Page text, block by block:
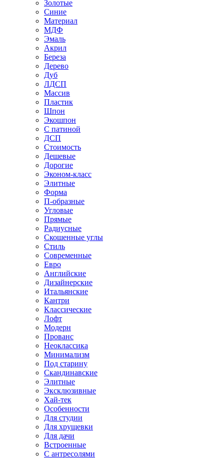
Золотые
Синие
Материал
МДФ
Эмаль
Акрил
Береза
Дерево
Дуб
ЛДСП
Массив
Пластик
Шпон
Экошпон
С патиной
ДСП
Стоимость
Дешевые
Дорогие
Эконом-класс
Элитные
Форма
П-образные
Угловые
Прямые
Радиусные
Скошенные углы
Стиль
Современные
Евро
Английские
Дизайнерские
Итальянские
Кантри
Классические
Лофт
Модерн
Прованс
Неоклассика
Минимализм
Под старину
Скандинавские
Элитные
Эксклюзивные
Хай-тек
Особенности
Для студии
Для хрущевки
Для дачи
Встроенные
С антресолями